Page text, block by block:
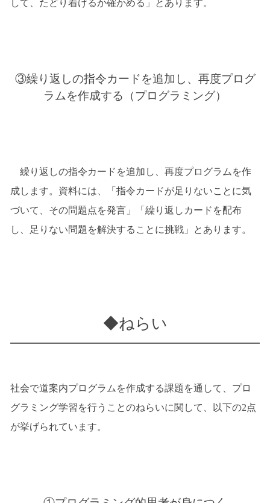
して、たどり着けるか確かめる」とあります。
③繰り返しの指令カードを追加し、再度プログ
ラムを作成する（プログラミング）
繰り返しの指令カードを追加し、再度プログラムを作
成します。資料には、「指令カードが足りないことに気
づいて、その問題点を発言」「繰り返しカードを配布
し、足りない問題を解決することに挑戦」とあります。
◆ねらい
社会で道案内プログラムを作成する課題を通して、プロ
グラミング学習を行うことのねらいに関して、以下の2点
が挙げられています。